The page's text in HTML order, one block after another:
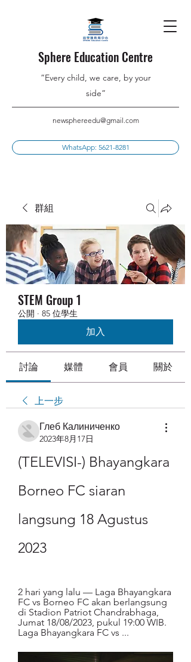
Sphere Education Centre
”Every child, we care, by your
side”
newsphereedu@gmail.com
WhatsApp: 5621-8281
群組
STEM Group 1
公開 · 85 位學生
加入
討論 媒體 會員 關於
上一步
Глеб Калиниченко
2023年8月17日
(TELEVISI-) Bhayangkara
Borneo FC siaran
langsung 18 Agustus
2023
2 hari yang lalu — Laga Bhayangkara
FC vs Borneo FC akan berlangsung
di Stadion Patriot Chandrabhaga,
Jumat 18/08/2023, pukul 19:00 WIB.
Laga Bhayangkara FC vs ...